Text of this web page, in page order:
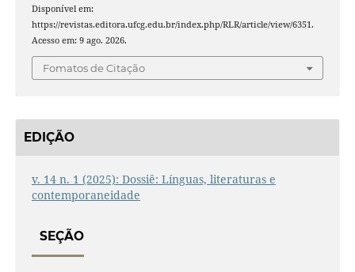
Disponível em:
https://revistas.editora.ufcg.edu.br/index.php/RLR/article/view/6351.
Acesso em: 9 ago. 2026.
Fomatos de Citação
EDIÇÃO
v. 14 n. 1 (2025): Dossiê: Línguas, literaturas e
contemporaneidade
SEÇÃO